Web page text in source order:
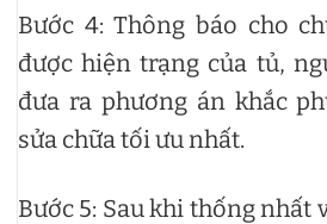
Bước 4: Thông báo cho
được hiện trạng của tủ,
đưa ra phương án khắc
sửa chữa tối ưu nhất.
Bước 5: Sau khi thống nhất